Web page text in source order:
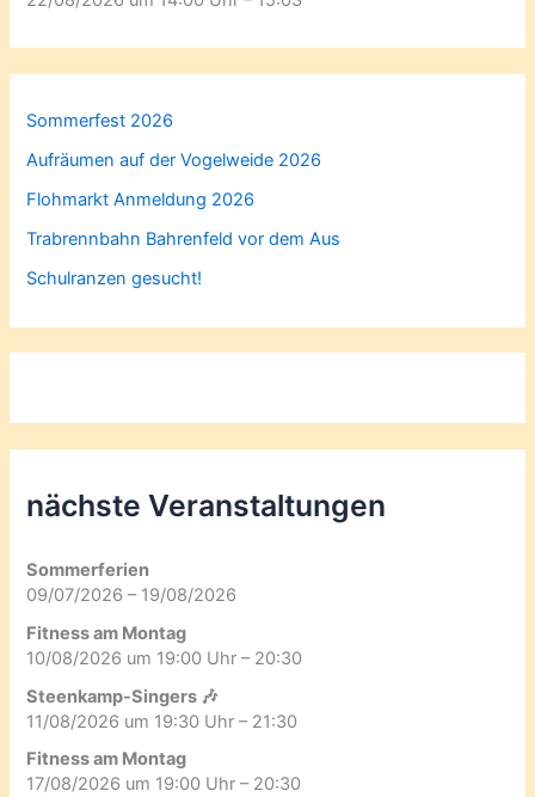
Sommerfest 2026
Aufräumen auf der Vogelweide 2026
Flohmarkt Anmeldung 2026
Trabrennbahn Bahrenfeld vor dem Aus
Schulranzen gesucht!
nächste Veranstaltungen
Sommerferien
09/07/2026 – 19/08/2026
Fitness am Montag
10/08/2026 um 19:00 Uhr – 20:30
Steenkamp-Singers 🎶
11/08/2026 um 19:30 Uhr – 21:30
Fitness am Montag
17/08/2026 um 19:00 Uhr – 20:30